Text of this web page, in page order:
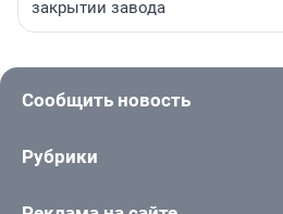
закрытии завода
Сообщить новость
Рубрики